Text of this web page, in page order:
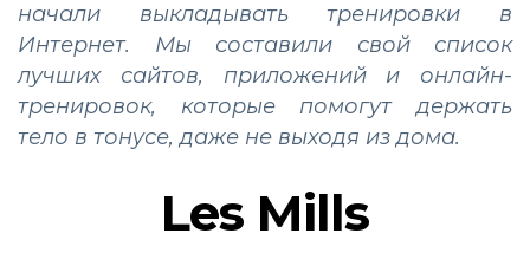
начали выкладывать тренировки в
Интернет. Мы составили свой список
лучших сайтов, приложений и онлайн-
тренировок, которые помогут держать
тело в тонусе, даже не выходя из дома.
Les Mills